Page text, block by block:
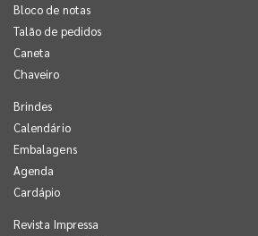
Bloco de notas
Talão de pedidos
Caneta
Chaveiro
Brindes
Calendário
Embalagens
Agenda
Cardápio
Revista Impressa